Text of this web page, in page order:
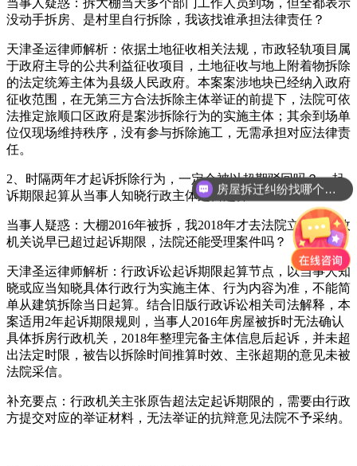
当事人疑惑：拆大棚当天多个部门工作人员到场，但全都表示
没动手拆房、是村里自行拆除，我该找谁承担法律责任？
天津圣运律师解析：依据土地征收相关法规，市政轻轨项目属
于政府主导的公共利益征收项目，土地征收与地上附着物拆除
的法定统筹主体为县级人民政府。本案案涉地块已经纳入政府
征收范围，在无第三方合法拆除主体举证的前提下，法院可依
法推定旅顺口区政府是案涉拆除行为的实施主体；其余到场单
位仅现场维持秩序，没有参与拆除施工，无需承担对应法律责
任。
2、时隔两年才起诉拆除行为，一定会被以超期驳回吗？→起
诉期限起算从当事人知晓行政主体之日起算
当事人疑惑：大棚2016年被拆，我2018年才去法院立案，行政
机关说早已超过起诉期限，法院还能受理案件吗？
天津圣运律师解析：行政诉讼起诉期限起算节点，以当事人知
晓或应当知晓具体行政行为实施主体、行为内容为准，不能简
单从建筑拆除当日起算。结合旧版行政诉讼相关司法解释，本
案适用2年起诉期限规则，当事人2016年房屋被拆时无法确认
具体拆房行政机关，2018年整理完备主体信息后起诉，并未超
出法定时限，被告以拆除时间推算时效、主张超期的意见未被
法院采信。
补充要点：行政机关主张原告超法定起诉期限的，需要由行政
方提交对应的举证材料，无法举证的抗辩意见法院不予采纳。
房屋拆迁纠纷找哪个部门？